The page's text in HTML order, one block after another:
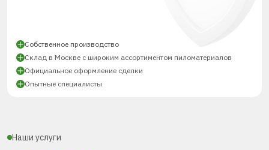
Собственное производство
Склад в Москве с широким ассортиментом пиломатериалов
Официальное оформление сделки
Опытные специалисты
Наши услуги